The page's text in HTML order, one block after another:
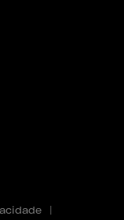
|